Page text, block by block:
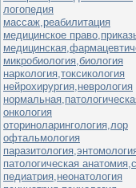
логопедия
массаж,реабилитация
медицинское
микробиология,биология
наркология,токсикология
нейрохирургия,неврология
онкология
оториноларингология,лор
офтальмология
патологическая
педиатрия,неонатология